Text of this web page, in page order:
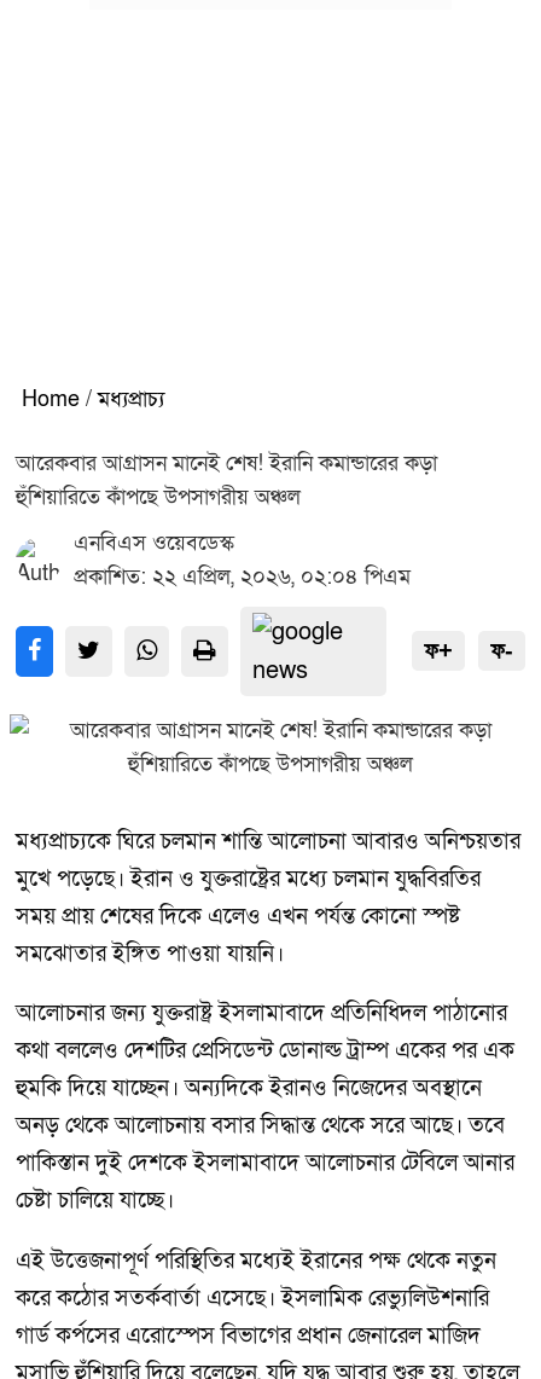
Home / মধ্যপ্রাচ্য
আরেকবার আগ্রাসন মানেই শেষ! ইরানি কমান্ডারের কড়া
হুঁশিয়ারিতে কাঁপছে উপসাগরীয় অঞ্চল
এনবিএস ওয়েবডেস্ক
প্রকাশিত: ২২ এপ্রিল, ২০২৬, ০২:০৪ পিএম
ফ+ ফ-
মধ্যপ্রাচ্যকে ঘিরে চলমান শান্তি আলোচনা আবারও অনিশ্চয়তার
মুখে পড়েছে। ইরান ও যুক্তরাষ্ট্রের মধ্যে চলমান যুদ্ধবিরতির
সময় প্রায় শেষের দিকে এলেও এখন পর্যন্ত কোনো স্পষ্ট
সমঝোতার ইঙ্গিত পাওয়া যায়নি।
আলোচনার জন্য যুক্তরাষ্ট্র ইসলামাবাদে প্রতিনিধিদল পাঠানোর
কথা বললেও দেশটির প্রেসিডেন্ট ডোনাল্ড ট্রাম্প একের পর এক
হুমকি দিয়ে যাচ্ছেন। অন্যদিকে ইরানও নিজেদের অবস্থানে
অনড় থেকে আলোচনায় বসার সিদ্ধান্ত থেকে সরে আছে। তবে
পাকিস্তান দুই দেশকে ইসলামাবাদে আলোচনার টেবিলে আনার
চেষ্টা চালিয়ে যাচ্ছে।
এই উত্তেজনাপূর্ণ পরিস্থিতির মধ্যেই ইরানের পক্ষ থেকে নতুন
করে কঠোর সতর্কবার্তা এসেছে। ইসলামিক রেভ্যুলিউশনারি
গার্ড কর্পসের এরোস্পেস বিভাগের প্রধান জেনারেল মাজিদ